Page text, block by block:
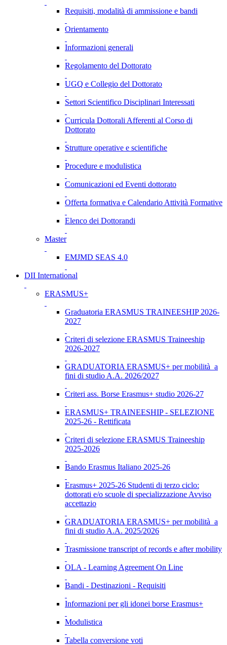
Requisiti, modalità di ammissione e bandi
Orientamento
Informazioni generali
Regolamento del Dottorato
UGQ e Collegio del Dottorato
Settori Scientifico Disciplinari Interessati
Curricula Dottorali Afferenti al Corso di
Dottorato
Strutture operative e scientifiche
Procedure e modulistica
Comunicazioni ed Eventi dottorato
Offerta formativa e Calendario Attività Formative
Elenco dei Dottorandi
Master
EMJMD SEAS 4.0
DII International
ERASMUS+
Graduatoria ERASMUS TRAINEESHIP 2026-
2027
Criteri di selezione ERASMUS Traineeship
2026-2027
GRADUATORIA ERASMUS+ per mobilità a
fini di studio A.A. 2026/2027
Criteri ass. Borse Erasmus+ studio 2026-27
ERASMUS+ TRAINEESHIP - SELEZIONE
2025-26 - Rettificata
Criteri di selezione ERASMUS Traineeship
2025-2026
Bando Erasmus Italiano 2025-26
Erasmus+ 2025-26 Studenti di terzo ciclo:
dottorati e/o scuole di specializzazione Avviso
accettazio
GRADUATORIA ERASMUS+ per mobilità a
fini di studio A.A. 2025/2026
Trasmissione transcript of records e after mobility
OLA - Learning Agreement On Line
Bandi - Destinazioni - Requisiti
Informazioni per gli idonei borse Erasmus+
Modulistica
Tabella conversione voti